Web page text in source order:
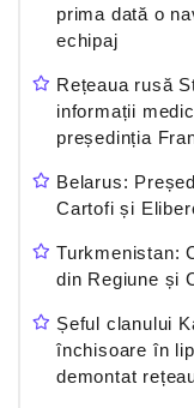
prima dată o
echipaj
Rețeaua rusă
informații
președinția
Belarus:
Cartofi și
Turkmenistan:
din Regiune și
Șeful clanului
închisoare în
demontat